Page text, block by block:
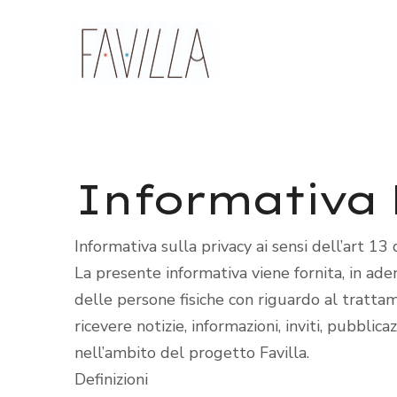
Informativa
Informativa sulla privacy ai sensi dell’art
La presente informativa viene fornita, in
delle persone fisiche con riguardo al
ricevere notizie, informazioni, inviti,
nell’ambito del progetto Favilla.
Definizioni